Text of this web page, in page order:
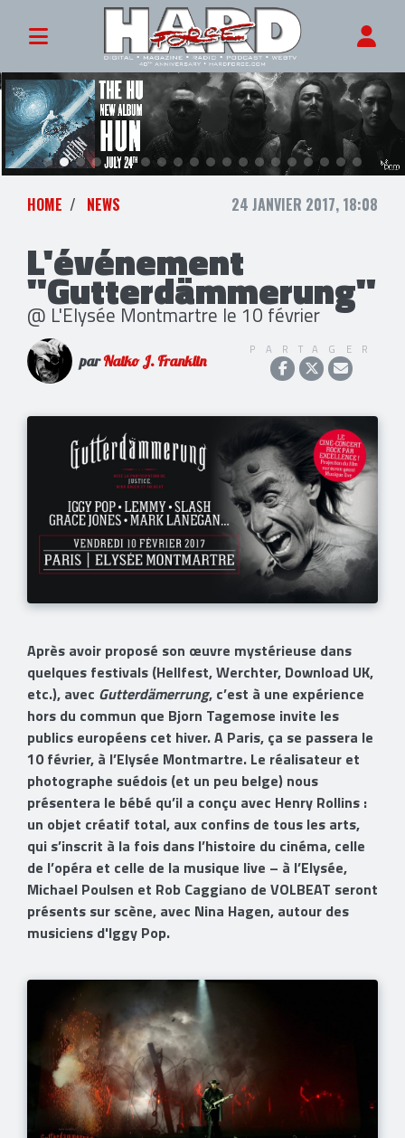
HOME NEWS 24 JANVIER 2017, 18:08
L'événement
"Gutterdämmerung"
@ L'Elysée Montmartre le 10 février
parNaiko J. Franklin
PARTAGER
Après avoir proposé son œuvre mystérieuse dans
quelques festivals (Hellfest, Werchter, Download UK,
etc.), avec Gutterdämerrung, c’est à une expérience
hors du commun que Bjorn Tagemose invite les
publics européens cet hiver. A Paris, ça se passera le
10 février, à l’Elysée Montmartre. Le réalisateur et
photographe suédois (et un peu belge) nous
présentera le bébé qu’il a conçu avec Henry Rollins :
un objet créatif total, aux confins de tous les arts,
qui s’inscrit à la fois dans l’histoire du cinéma, celle
de l’opéra et celle de la musique live – à l’Elysée,
Michael Poulsen et Rob Caggiano de VOLBEAT seront
présents sur scène, avec Nina Hagen, autour des
musiciens d'Iggy Pop.